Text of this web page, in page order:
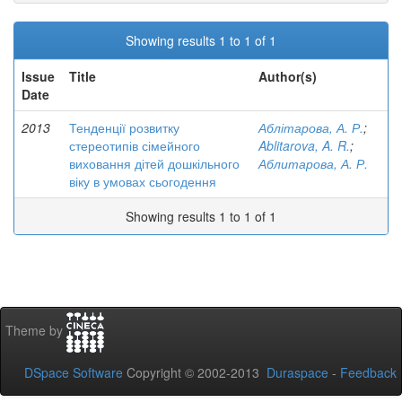
Showing results 1 to 1 of 1
Issue
Date
Title Author(s)
2013
Тенденції розвитку
стереотипів сімейного
виховання дітей дошкільного
віку в умовах сьогодення
Аблітарова, А. Р.;
Ablitarova, A. R.;
Аблитарова, А. Р.
Showing results 1 to 1 of 1
Theme by
DSpace Software Copyright © 2002-2013 Duraspace - Feedback